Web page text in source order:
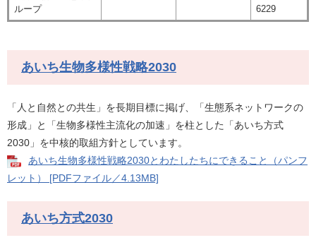
ループ
6229
あいち生物多様性戦略2030
「人と自然との共生」を長期目標に掲げ、「生態系ネットワークの
形成」と「生物多様性主流化の加速」を柱とした「あいち方式
2030」を中核的取組方針としています。
あいち生物多様性戦略2030とわたしたちにできること（パンフ
レット） [PDFファイル／4.13MB]
あいち方式2030